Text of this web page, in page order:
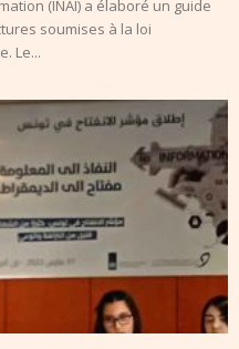
(INAI) a élaboré un guide
soumises à la loi
Le...